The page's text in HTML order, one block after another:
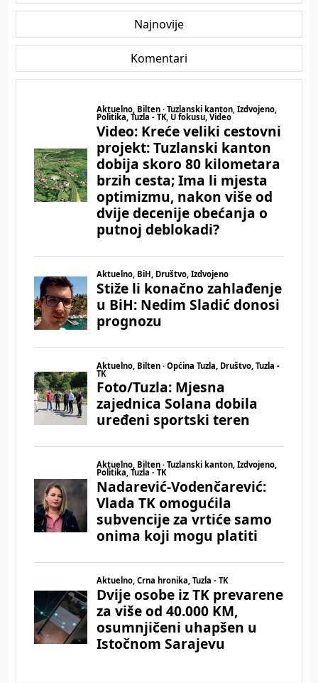
Najnovije
Komentari